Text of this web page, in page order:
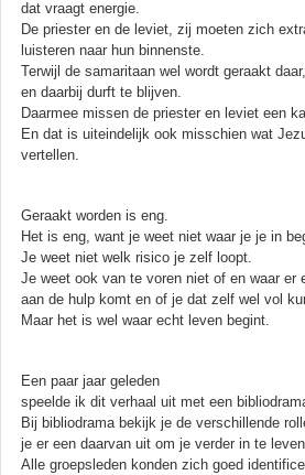
dat vraagt energie.
De priester en de leviet, zij moeten zich
luisteren naar hun binnenste.
Terwijl de samaritaan wel wordt geraakt daar,
en daarbij durft te blijven.
Daarmee missen de priester en leviet een
En dat is uiteindelijk ook misschien wat
vertellen.
Geraakt worden is eng.
Het is eng, want je weet niet waar je je in
Je weet niet welk risico je zelf loopt.
Je weet ook van te voren niet of en waar er
aan de hulp komt en of je dat zelf wel vol
Maar het is wel waar echt leven begint.
Een paar jaar geleden
speelde ik dit verhaal uit met een
Bij bibliodrama bekijk je de verschillende
je er een daarvan uit om je verder in te leven.
Alle groepsleden konden zich goed